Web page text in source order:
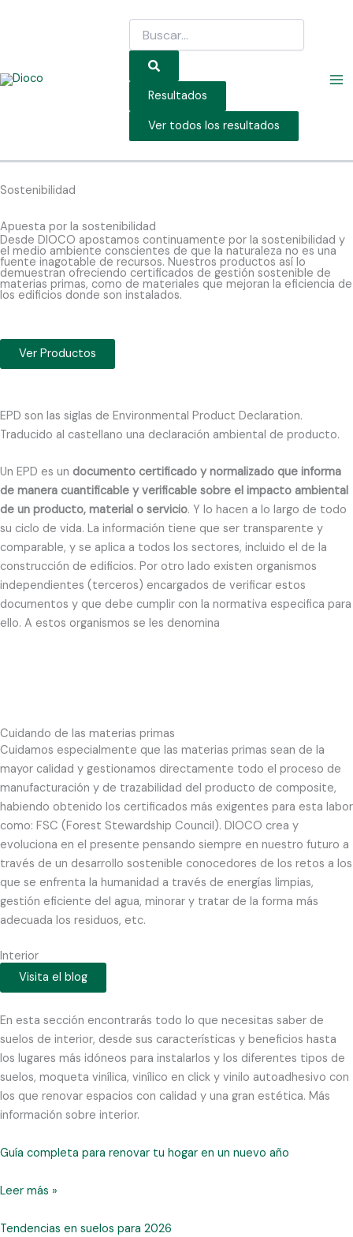
Search
Resultados
Ver todos los resultados
Sostenibilidad
Apuesta por la sostenibilidad
Desde DIOCO apostamos continuamente por la sostenibilidad y
el medio ambiente conscientes de que la naturaleza no es una
fuente inagotable de recursos. Nuestros productos así lo
demuestran ofreciendo certificados de gestión sostenible de
materias primas, como de materiales que mejoran la eficiencia de
los edificios donde son instalados.
Ver Productos
EPD son las siglas de Environmental Product Declaration.
Traducido al castellano una declaración ambiental de producto.
Un EPD es un documento certificado y normalizado que informa
de manera cuantificable y verificable sobre el impacto ambiental
de un producto, material o servicio. Y lo hacen a lo largo de todo
su ciclo de vida. La información tiene que ser transparente y
comparable, y se aplica a todos los sectores, incluido el de la
construcción de edificios. Por otro lado existen organismos
independientes (terceros) encargados de verificar estos
documentos y que debe cumplir con la normativa especifica para
ello. A estos organismos se les denomina
Cuidando de las materias primas
Cuidamos especialmente que las materias primas sean de la
mayor calidad y gestionamos directamente todo el proceso de
manufacturación y de trazabilidad del producto de composite,
habiendo obtenido los certificados más exigentes para esta labor
como: FSC (Forest Stewardship Council). DIOCO crea y
evoluciona en el presente pensando siempre en nuestro futuro a
través de un desarrollo sostenible conocedores de los retos a los
que se enfrenta la humanidad a través de energías limpias,
gestión eficiente del agua, minorar y tratar de la forma más
adecuada los residuos, etc.
Interior
Visita el blog
En esta sección encontrarás todo lo que necesitas saber de
suelos de interior, desde sus características y beneficios hasta
los lugares más idóneos para instalarlos y los diferentes tipos de
suelos, moqueta vinílica, vinílico en click y vinilo autoadhesivo con
los que renovar espacios con calidad y una gran estética. Más
información sobre interior.
Guía completa para renovar tu hogar en un nuevo año
Leer más »
Tendencias en suelos para 2026